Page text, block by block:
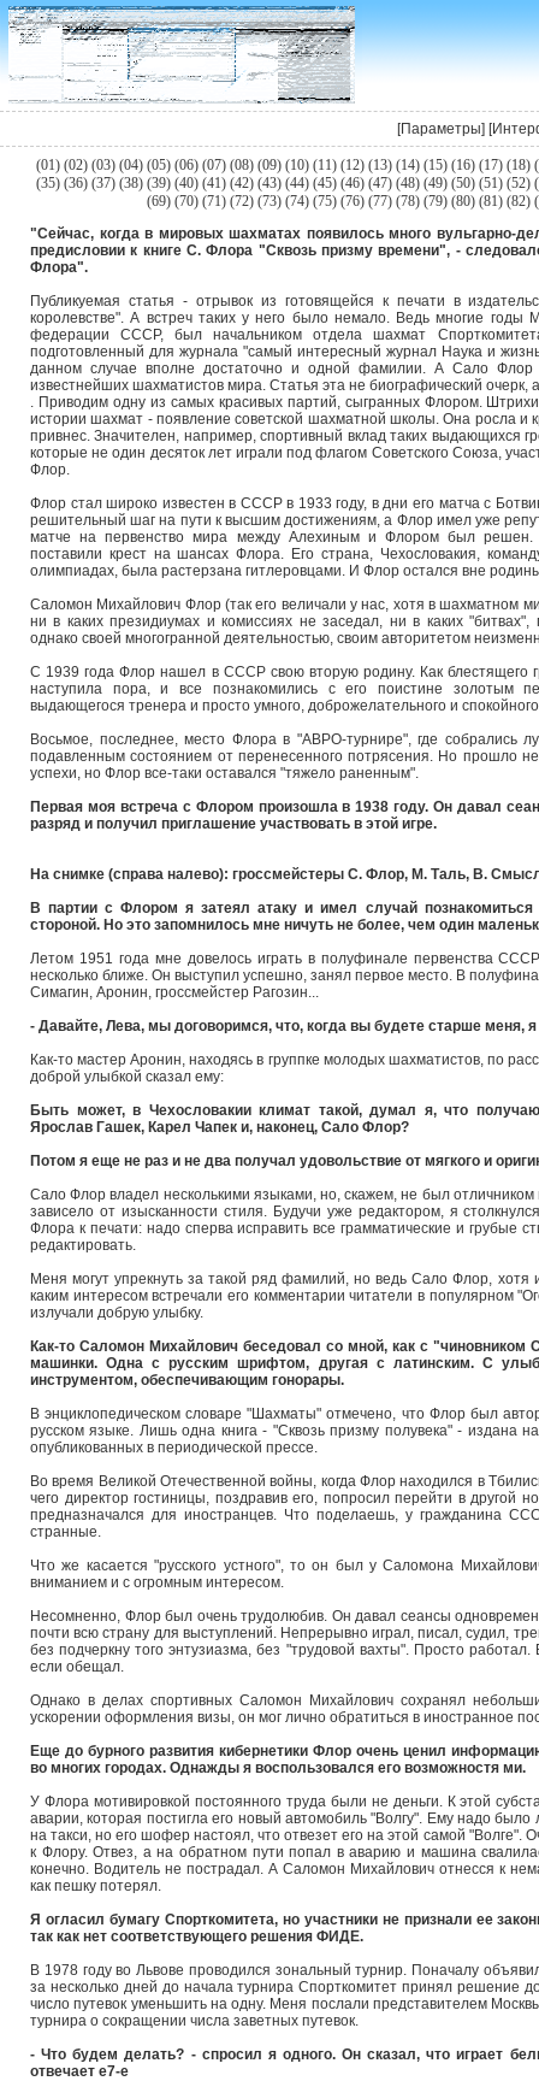
[Параметры] [
(01) (02) (03) (04) (05) (06) (07) (08) (09) (10) (11) (12) (13) (14) (15) (16) (17) (18) (
(35) (36) (37) (38) (39) (40) (41) (42) (43) (44) (45) (46) (47) (48) (49) (50) (51) (52) (
(69) (70) (71) (72) (73) (74) (75) (76) (77) (78) (79) (80) (81) (82) (
"Сейчас, когда в мировых шахматах появилось много вульгарно-
предисловии к книге С. Флора "Сквозь призму времени", -
Флора".
Публикуемая статья - отрывок из готовящейся к печати в
королевстве". А встреч таких у него было немало. Ведь многие
федерации СССР, был начальником отдела шахмат
подготовленный для журнала "самый интересный журнал Наука и
данном случае вполне достаточно и одной фамилии. А Сало
известнейших шахматистов мира. Статья эта не биографический
. Приводим одну из самых красивых партий, сыгранных Флором.
истории шахмат - появление советской шахматной школы. Она росла и
привнес. Значителен, например, спортивный вклад таких выдающихся
которые не один десяток лет играли под флагом Советского Союза,
Флор.
Флор стал широко известен в СССР в 1933 году, в дни его матча с
решительный шаг на пути к высшим достижениям, а Флор имел уже
матче на первенство мира между Алехиным и Флором был решен.
поставили крест на шансах Флора. Его страна, Чехословакия,
олимпиадах, была растерзана гитлеровцами. И Флор остался вне
Саломон Михайлович Флор (так его величали у нас, хотя в шахматном
ни в каких президиумах и комиссиях не заседал, ни в каких
однако своей многогранной деятельностью, своим авторитетом
С 1939 года Флор нашел в СССР свою вторую родину. Как блестящего
наступила пора, и все познакомились с его поистине золотым
выдающегося тренера и просто умного, доброжелательного и
Восьмое, последнее, место Флора в "АВРО-турнире", где собрались
подавленным состоянием от перенесенного потрясения. Но прошло
успехи, но Флор все-таки оставался "тяжело раненным".
Первая моя встреча с Флором произошла в 1938 году. Он давал
разряд и получил приглашение участвовать в этой игре.
На снимке (справа налево): гроссмейстеры С. Флор, М. Таль, В.
В партии с Флором я затеял атаку и имел случай
стороной. Но это запомнилось мне ничуть не более, чем один
Летом 1951 года мне довелось играть в полуфинале первенства
несколько ближе. Он выступил успешно, занял первое место. В
Симагин, Аронин, гроссмейстер Рагозин...
- Давайте, Лева, мы договоримся, что, когда вы будете старше меня,
Как-то мастер Аронин, находясь в группке молодых шахматистов, по
доброй улыбкой сказал ему:
Быть может, в Чехословакии климат такой, думал я, что
Ярослав Гашек, Карел Чапек и, наконец, Сало Флор?
Потом я еще не раз и не два получал удовольствие от мягкого и
Сало Флор владел несколькими языками, но, скажем, не был
зависело от изысканности стиля. Будучи уже редактором, я
Флора к печати: надо сперва исправить все грамматические и грубые
редактировать.
Меня могут упрекнуть за такой ряд фамилий, но ведь Сало Флор,
каким интересом встречали его комментарии читатели в популярном
излучали добрую улыбку.
Как-то Саломон Михайлович беседовал со мной, как с
машинки. Одна с русским шрифтом, другая с латинским. С
инструментом, обеспечивающим гонорары.
В энциклопедическом словаре "Шахматы" отмечено, что Флор был
русском языке. Лишь одна книга - "Сквозь призму полувека" - издана
опубликованных в периодической прессе.
Во время Великой Отечественной войны, когда Флор находился в
чего директор гостиницы, поздравив его, попросил перейти в другой
предназначался для иностранцев. Что поделаешь, у гражданина
странные.
Что же касается "русского устного", то он был у Саломона
вниманием и с огромным интересом.
Несомненно, Флор был очень трудолюбив. Он давал сеансы
почти всю страну для выступлений. Непрерывно играл, писал, судил,
без подчеркну того энтузиазма, без "трудовой вахты". Просто
если обещал.
Однако в делах спортивных Саломон Михайлович сохранял
ускорении оформления визы, он мог лично обратиться в иностранное
Еще до бурного развития кибернетики Флор очень ценил
во многих городах. Однажды я воспользовался его возможностя ми.
У Флора мотивировкой постоянного труда были не деньги. К этой
аварии, которая постигла его новый автомобиль "Волгу". Ему надо
на такси, но его шофер настоял, что отвезет его на этой самой "Волге".
к Флору. Отвез, а на обратном пути попал в аварию и машина
конечно. Водитель не пострадал. А Саломон Михайлович отнесся к
как пешку потерял.
Я огласил бумагу Спорткомитета, но участники не признали ее
так как нет соответствующего решения ФИДЕ.
В 1978 году во Львове проводился зональный турнир. Поначалу
за несколько дней до начала турнира Спорткомитет принял решение
число путевок уменьшить на одну. Меня послали представителем
турнира о сокращении числа заветных путевок.
- Что будем делать? - спросил я одного. Он сказал, что играет
отвечает е7-e